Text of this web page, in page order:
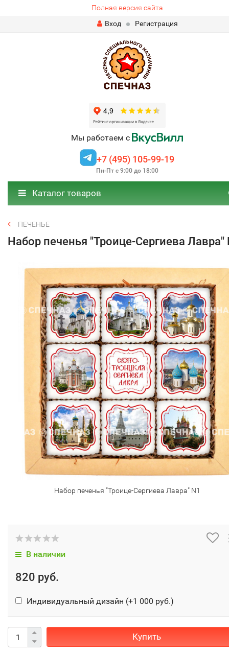
Полная версия сайта
Вход
Регистрация
Мы работаем с
+7 (495) 105-99-19
Пн-Пт с 9:00 до 18:00
Каталог товаров
ПЕЧЕНЬЕ
Набор печенья "Троице-Сергиева Лавра"
Набор печенья "Троице-Сергиева Лавра" N1
В наличии
820 руб.
Индивидуальный дизайн (+1 000 руб.)
Купить